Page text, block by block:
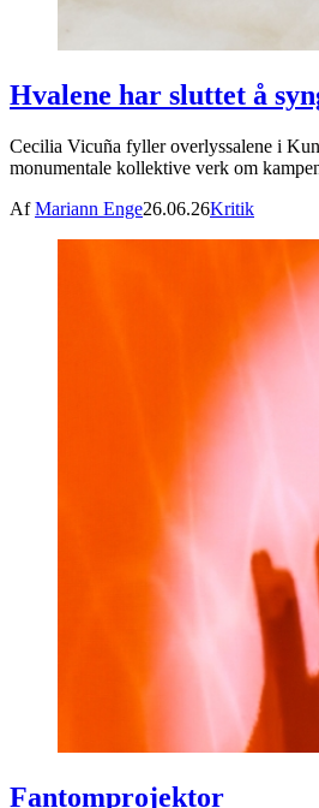
Hvalene har sluttet å
Cecilia Vicuña fyller overlyssalene i
monumentale kollektive verk om
AfMariann Enge26.06.26Kritik
Fantomprojektor